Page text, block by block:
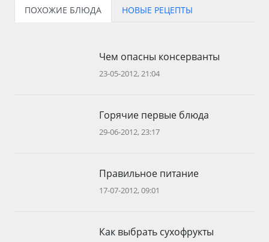
ПОХОЖИЕ БЛЮДА НОВЫЕ РЕЦЕПТЫ
Чем опасны консерванты
23-05-2012, 21:04
Горячие первые блюда
29-06-2012, 23:17
Правильное питание
17-07-2012, 09:01
Как выбрать сухофрукты